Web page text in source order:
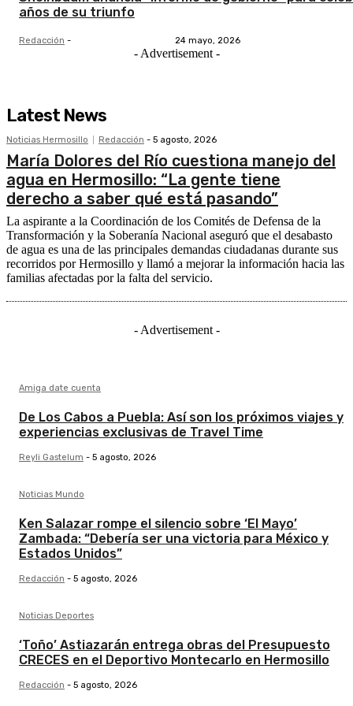
años de su triunfo
Redacción - 24 mayo, 2026
- Advertisement -
Latest News
Noticias Hermosillo Redacción - 5 agosto, 2026
María Dolores del Río cuestiona manejo del
agua en Hermosillo: “La gente tiene
derecho a saber qué está pasando”
La aspirante a la Coordinación de los Comités de Defensa de la
Transformación y la Soberanía Nacional aseguró que el desabasto
de agua es una de las principales demandas ciudadanas durante sus
recorridos por Hermosillo y llamó a mejorar la información hacia las
familias afectadas por la falta del servicio.
- Advertisement -
Amiga date cuenta
De Los Cabos a Puebla: Así son los próximos viajes y
experiencias exclusivas de Travel Time
Reyli Gastelum - 5 agosto, 2026
Noticias Mundo
Ken Salazar rompe el silencio sobre ‘El Mayo’
Zambada: “Debería ser una victoria para México y
Estados Unidos”
Redacción - 5 agosto, 2026
Noticias Deportes
‘Toño’ Astiazarán entrega obras del Presupuesto
CRECES en el Deportivo Montecarlo en Hermosillo
Redacción - 5 agosto, 2026